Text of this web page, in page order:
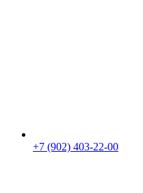
+7 (902) 403-22-00